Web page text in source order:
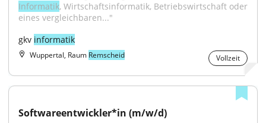
Informatik, Wirtschaftsinformatik, Betriebswirtschaft oder
eines vergleichbaren..."
gkv informatik
Wuppertal, Raum Remscheid Vollzeit
Softwareentwickler*in (m/w/d)